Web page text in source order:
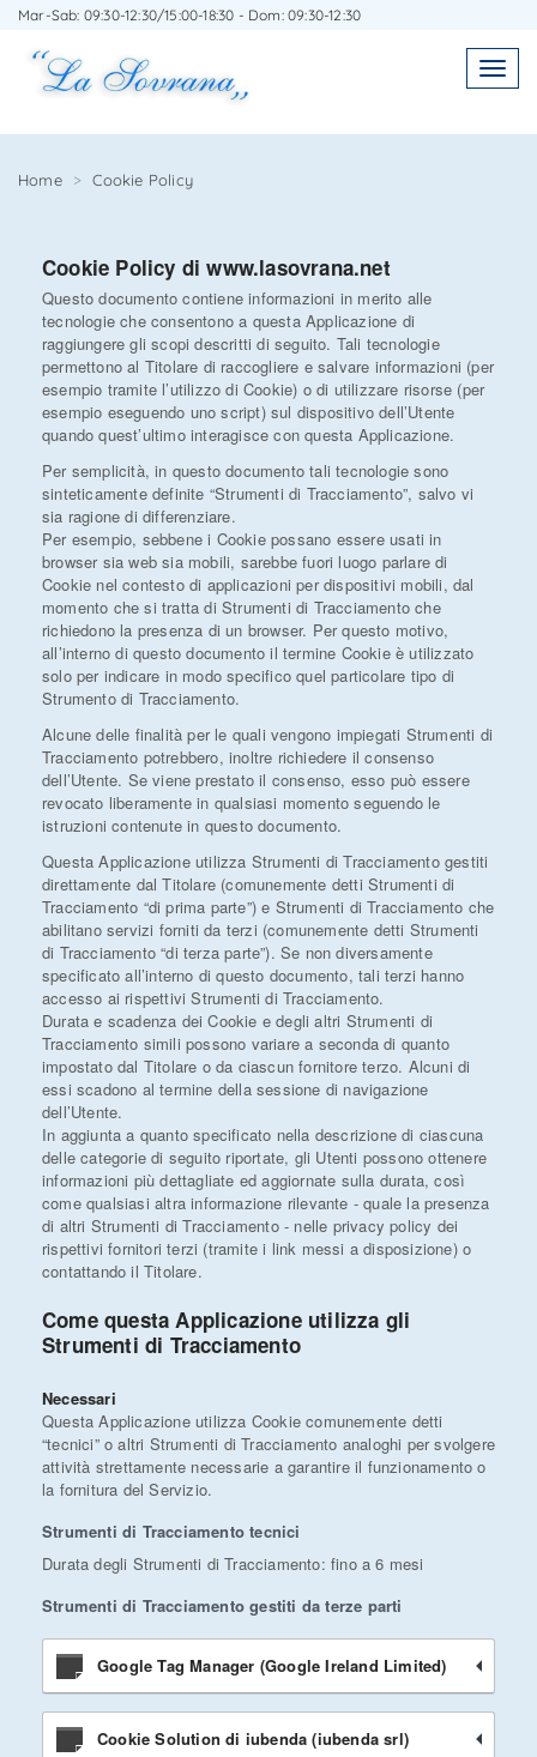
Mar-Sab: 09:30-12:30/15:00-18:30 - Dom: 09:30-12:30
Toggle
Home Cookie Policy
Cookie Policy di www.lasovrana.net
Questo documento contiene informazioni in merito alle
tecnologie che consentono a questa Applicazione di
raggiungere gli scopi descritti di seguito. Tali tecnologie
permettono al Titolare di raccogliere e salvare informazioni (per
esempio tramite l’utilizzo di Cookie) o di utilizzare risorse (per
esempio eseguendo uno script) sul dispositivo dell’Utente
quando quest’ultimo interagisce con questa Applicazione.
Per semplicità, in questo documento tali tecnologie sono
sinteticamente definite “Strumenti di Tracciamento”, salvo vi
sia ragione di differenziare.
Per esempio, sebbene i Cookie possano essere usati in
browser sia web sia mobili, sarebbe fuori luogo parlare di
Cookie nel contesto di applicazioni per dispositivi mobili, dal
momento che si tratta di Strumenti di Tracciamento che
richiedono la presenza di un browser. Per questo motivo,
all’interno di questo documento il termine Cookie è utilizzato
solo per indicare in modo specifico quel particolare tipo di
Strumento di Tracciamento.
Alcune delle finalità per le quali vengono impiegati Strumenti di
Tracciamento potrebbero, inoltre richiedere il consenso
dell’Utente. Se viene prestato il consenso, esso può essere
revocato liberamente in qualsiasi momento seguendo le
istruzioni contenute in questo documento.
Questa Applicazione utilizza Strumenti di Tracciamento gestiti
direttamente dal Titolare (comunemente detti Strumenti di
Tracciamento “di prima parte”) e Strumenti di Tracciamento che
abilitano servizi forniti da terzi (comunemente detti Strumenti
di Tracciamento “di terza parte”). Se non diversamente
specificato all’interno di questo documento, tali terzi hanno
accesso ai rispettivi Strumenti di Tracciamento.
Durata e scadenza dei Cookie e degli altri Strumenti di
Tracciamento simili possono variare a seconda di quanto
impostato dal Titolare o da ciascun fornitore terzo. Alcuni di
essi scadono al termine della sessione di navigazione
dell’Utente.
In aggiunta a quanto specificato nella descrizione di ciascuna
delle categorie di seguito riportate, gli Utenti possono ottenere
informazioni più dettagliate ed aggiornate sulla durata, così
come qualsiasi altra informazione rilevante - quale la presenza
di altri Strumenti di Tracciamento - nelle privacy policy dei
rispettivi fornitori terzi (tramite i link messi a disposizione) o
contattando il Titolare.
Come questa Applicazione utilizza gli
Strumenti di Tracciamento
Necessari
Questa Applicazione utilizza Cookie comunemente detti
“tecnici” o altri Strumenti di Tracciamento analoghi per svolgere
attività strettamente necessarie a garantire il funzionamento o
la fornitura del Servizio.
Strumenti di Tracciamento tecnici
Durata degli Strumenti di Tracciamento: fino a 6 mesi
Strumenti di Tracciamento gestiti da terze parti
Google Tag Manager (Google Ireland Limited)
Cookie Solution di iubenda (iubenda srl)
SCRIVICI SENZA IMPEGNO
Agenzia Immobiliare La Sovrana
0584 22988
*Il tuo indirizzo Email
*Il tuo telefono
*Il tuo nome
Ho letto, compreso e accettato itermini e condizioni
La Sovrana.
*Controllo Antispam: qual è il numero fra 5 e 7?
INVIA